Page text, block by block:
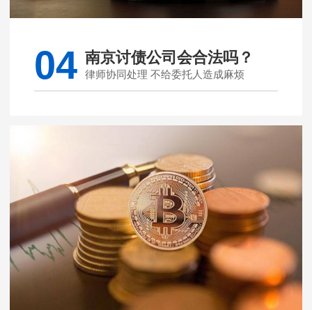
04 南京讨债公司会合法吗？
律师协同处理 不给委托人造成麻烦